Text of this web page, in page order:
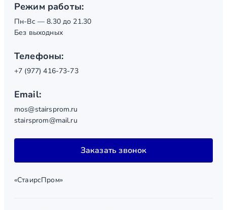
Режим работы:
Пн-Вс — 8.30 до 21.30
Без выходных
Телефоны:
+7 (977) 416-73-73
Email:
mos@stairsprom.ru
stairsprom@mail.ru
Заказать звонок
«СтаирсПром»